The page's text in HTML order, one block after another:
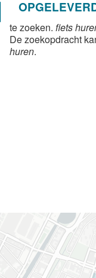
te zoeken. fiets
De zoekopdracht
huren.